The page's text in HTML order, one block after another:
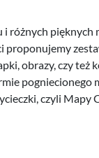
różnych pięknych
proponujemy
obrazy, czy też
pogniecionego
czyli Mapy